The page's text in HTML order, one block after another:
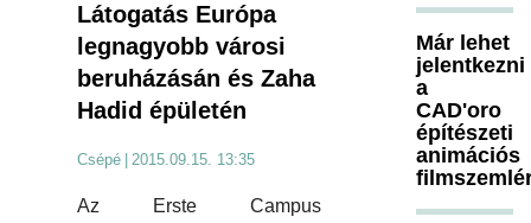
Látogatás Európa
legnagyobb városi
beruházásán és Zaha
Hadid épületén
Csépé 2015.09.15. 13:35
Az Erste Campus
Már lehet
jelentkezni
a
CAD'oro
építészeti
animációs